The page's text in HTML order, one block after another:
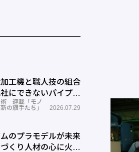
刊工業新聞社
工機と職人技の組合
にできないパイプ曲
現―ミナミ技研
術 連載「モノ
の旗手たち」
2026.07.29
のプラモデルが未来
くり人材の心に火を